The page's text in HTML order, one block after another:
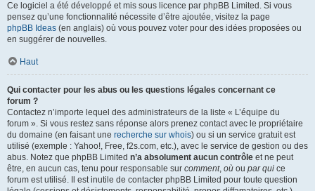
Ce logiciel a été développé et mis sous licence par phpBB Limited. Si vous
pensez qu’une fonctionnalité nécessite d’être ajoutée, visitez la page
phpBB Ideas (en anglais) où vous pouvez voter pour des idées proposées ou
en suggérer de nouvelles.
Haut
Qui contacter pour les abus ou les questions légales concernant ce
forum ?
Contactez n’importe lequel des administrateurs de la liste « L’équipe du
forum ». Si vous restez sans réponse alors prenez contact avec le propriétaire
du domaine (en faisant une recherche sur whois) ou si un service gratuit est
utilisé (exemple : Yahoo!, Free, f2s.com, etc.), avec le service de gestion ou des
abus. Notez que phpBB Limited n’a absolument aucun contrôle et ne peut
être, en aucun cas, tenu pour responsable sur comment, où ou par qui ce
forum est utilisé. Il est inutile de contacter phpBB Limited pour toute question